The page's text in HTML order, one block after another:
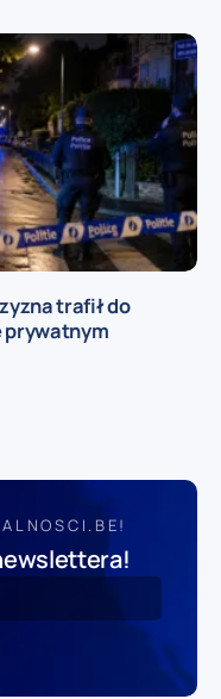
trafił do
prywatnym